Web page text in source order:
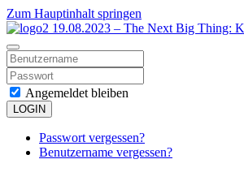
Zum Hauptinhalt springen
Angemeldet bleiben
LOGIN
Passwort vergessen?
Benutzername vergessen?